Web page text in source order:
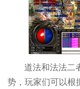
道法和法法二
势，玩家们可以根